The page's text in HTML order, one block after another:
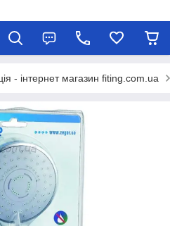
- інтернет магазин fiting.com.ua